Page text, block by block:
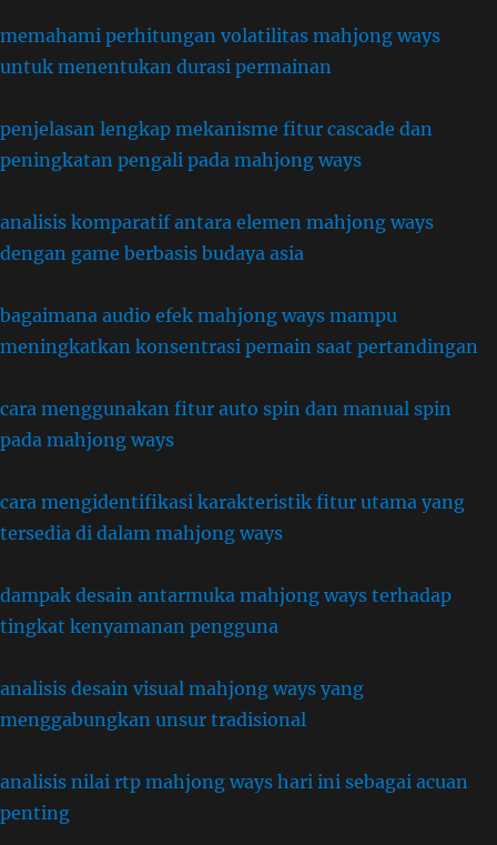
memahami perhitungan volatilitas mahjong ways
untuk menentukan durasi permainan
penjelasan lengkap mekanisme fitur cascade dan
peningkatan pengali pada mahjong ways
analisis komparatif antara elemen mahjong ways
dengan game berbasis budaya asia
bagaimana audio efek mahjong ways mampu
meningkatkan konsentrasi pemain saat pertandingan
cara menggunakan fitur auto spin dan manual spin
pada mahjong ways
cara mengidentifikasi karakteristik fitur utama yang
tersedia di dalam mahjong ways
dampak desain antarmuka mahjong ways terhadap
tingkat kenyamanan pengguna
analisis desain visual mahjong ways yang
menggabungkan unsur tradisional
analisis nilai rtp mahjong ways hari ini sebagai acuan
penting